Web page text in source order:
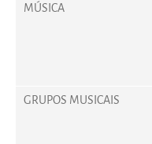
MÚSICA
GRUPOS MUSICAIS